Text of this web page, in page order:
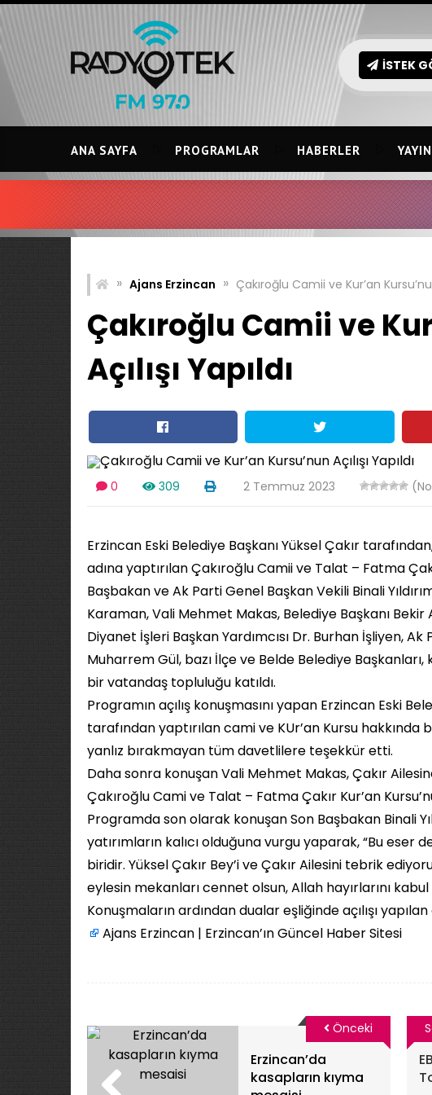
Skip
to
content
İSTEK
ANA SAYFA PROGRAMLAR HABERLER
IRMAK
» Ajans Erzincan » Çakıroğlu Camii ve Kur’an Kursu’nun
Çakıroğlu Camii ve
Açılışı Yapıldı
0 309 2 Temmuz 2023
Erzincan Eski Belediye Başkanı Yüksel Çakır
adına yaptırılan Çakıroğlu Camii ve Talat – Fatma
Başbakan ve Ak Parti Genel Başkan Vekili Binali
Karaman, Vali Mehmet Makas, Belediye Başkanı Bekir
Diyanet İşleri Başkan Yardımcısı Dr. Burhan İşliyen,
Muharrem Gül, bazı İlçe ve Belde Belediye
bir vatandaş topluluğu katıldı.
Programın açılış konuşmasını yapan Erzincan Eski
tarafından yaptırılan cami ve KUr’an Kursu
yanlız bırakmayan tüm davetlilere teşekkür etti.
Daha sonra konuşan Vali Mehmet Makas, Çakır
Çakıroğlu Cami ve Talat – Fatma Çakır Kur’an
Programda son olarak konuşan Son Başbakan Binali
yatırımların kalıcı olduğuna vurgu yaparak, “Bu eser
biridir. Yüksel Çakır Bey’i ve Çakır Ailesini tebrik
eylesin mekanları cennet olsun, Allah hayırlarını
Konuşmaların ardından dualar eşliğinde açılışı
Ajans Erzincan | Erzincan’ın Güncel Haber Sitesi
Erzincan’da
kasapların kıyma
Önceki